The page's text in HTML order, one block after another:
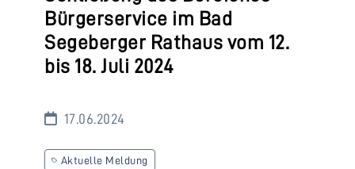
Bürgerservice im Bad
Segeberger Rathaus vom 12.
bis 18. Juli 2024
17.06.2024
Aktuelle Meldung